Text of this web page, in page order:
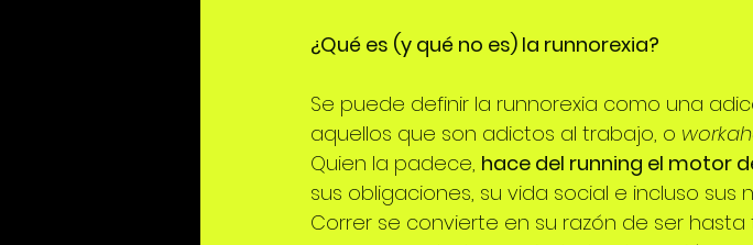
¿Qué es (y qué no es) la runnorexia?
Se puede definir la runnorexia como una
aquellos que son adictos al trabajo, o
Quien la padece, hace del running el motor
sus obligaciones, su vida social e incluso sus
Correr se convierte en su razón de ser